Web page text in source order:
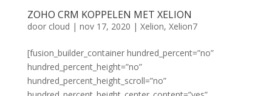
ZOHO CRM KOPPELEN MET XELION
door cloud | nov 17, 2020 | Xelion, Xelion7
[fusion_builder_container hundred_percent=”no”
hundred_percent_height=”no”
hundred_percent_height_scroll=”no”